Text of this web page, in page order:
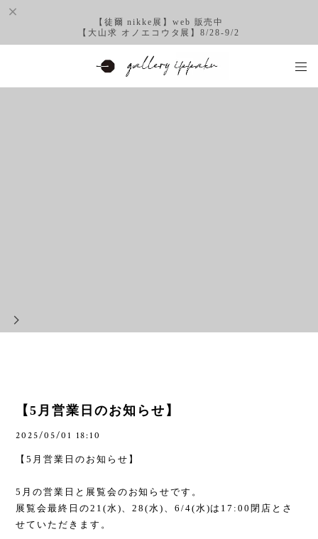
【徒爾 nikke展】web 販売中
【大山求 オノエコウタ展】8/28-9/2
【5月営業日のお知らせ】
2025/05/01 18:10
【5 月営業日のお知らせ】
5 月の営業日と展覧会のお知らせです。
展覧会最終日の21(水)、28(水) 、 6/4(水)は 17:00 閉店とさ
せていただきます。